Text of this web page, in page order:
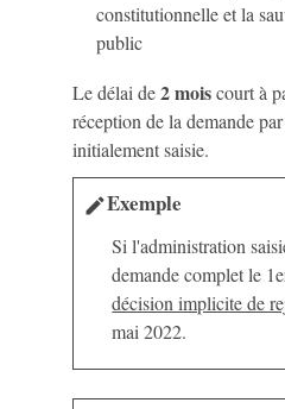
constitutionnelle et la
public
Le délai de2 moiscourt à
réception de la demande
initialement saisie.
editExemple
Si l'administration
demande complet le 1
décision implicite de
mai 2022.